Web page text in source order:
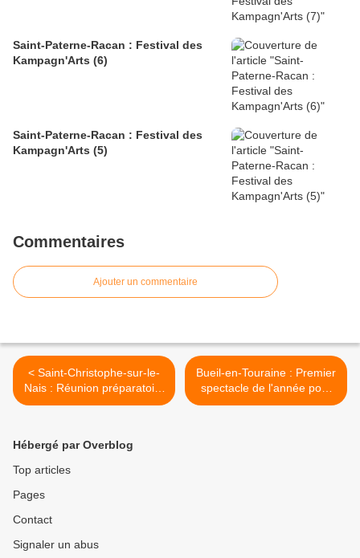
Saint-Paterne-Racan : Festival des
Kampagn'Arts (6)
Saint-Paterne-Racan : Festival des
Kampagn'Arts (5)
Commentaires
Ajouter un commentaire
< Saint-Christophe-sur-le-
Nais : Réunion préparatoire
au forum des associations
Bueil-en-Touraine : Premier
spectacle de l'année pour
l'association "Autour de la
Hébergé par Overblog
Top articles
Pages
Contact
Signaler un abus